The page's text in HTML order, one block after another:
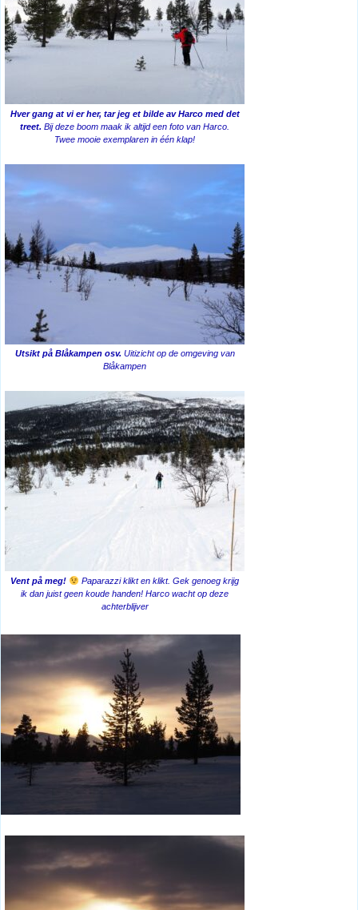
Hver gang at vi er her, tar jeg et bilde av Harco med det
treet. Bij deze boom maak ik altijd een foto van Harco.
Twee mooie exemplaren in één klap!
Utsikt på Blåkampen osv. Uitizicht op de omgeving van
Blåkampen
Vent på meg!
Paparazzi klikt en klikt. Gek genoeg krijg
ik dan juist geen koude handen! Harco wacht op deze
achterblijver